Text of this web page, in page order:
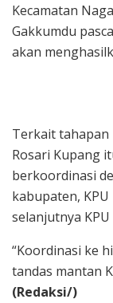
Kecamatan
Gakkumdu
akan
Terkait tahapan
Rosari Kupang
berkoordinasi
kabupaten,
selanjutnya KPU
“Koordinasi ke
tandas mantan
(Redaksi/)